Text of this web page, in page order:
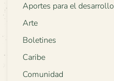
Aportes para el desarrollo
Arte
Boletines
Caribe
Comunidad